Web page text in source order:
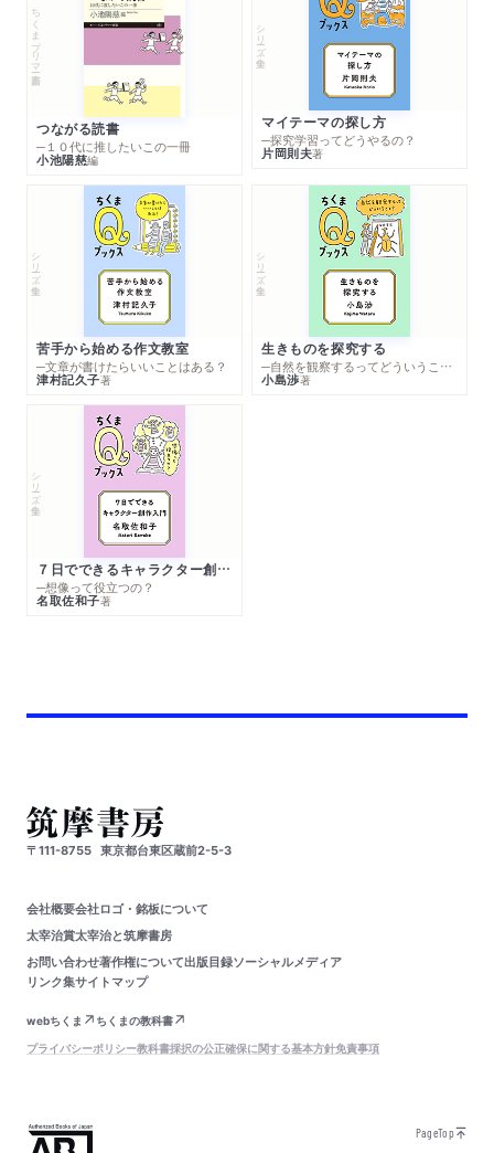
ちくまプリマー新書
つながる読書
─１０代に推したいこの一冊
小池陽慈編
シリーズ・全集
マイテーマの探し方
─探究学習ってどうやるの？
片岡則夫著
シリーズ・全集
苦手から始める作文教室
─文章が書けたらいいことはある？
津村記久子著
シリーズ・全集
生きものを探究する
─自然を観察するってどういうこと？
小島渉著
シリーズ・全集
７日でできるキャラクター創作入門
─想像って役立つの？
名取佐和子著
〒111-8755 東京都台東区蔵前2-5-3
会社概要会社ロゴ・銘板について
太宰治賞太宰治と筑摩書房
お問い合わせ著作権について出版目録ソーシャルメディア
リンク集サイトマップ
webちくま
ちくまの教科書
プライバシーポリシー教科書採択の公正確保に関する基本方針免責事項
PageTop